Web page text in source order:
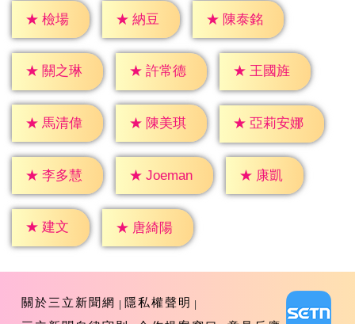
★ 檢場 ★ 納豆 ★ 陳泰銘
★ 關之琳 ★ 許常德 ★ 王國旌
★ 馬清偉 ★ 陳美琪 ★ 亞莉安娜
★ 李多慧 ★ Joeman ★ 康凱
★ 建文 ★ 唐綺陽
關於三立新聞網
隱私權聲明